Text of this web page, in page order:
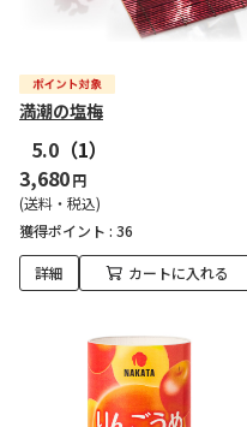
満潮の塩梅
5.0 （1）
3,680円
(送料・税込)
獲得ポイント : 36
詳細 カートに入れる